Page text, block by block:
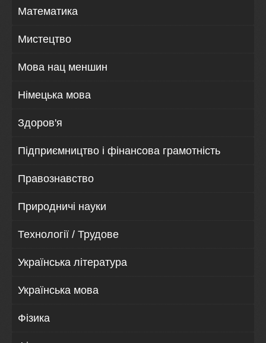
Математика
Мистецтво
Мова нац меншин
Німецька мова
Здоров'я
Підприємництво і фінансова грамотність
Правознавство
Природничі науки
Технології / Трудове
Українська література
Українська мова
Фізика